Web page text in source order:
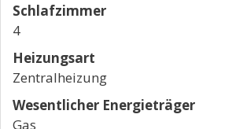
Schlafzimmer
4
Heizungsart
Zentralheizung
Wesentlicher Energieträger
Gas